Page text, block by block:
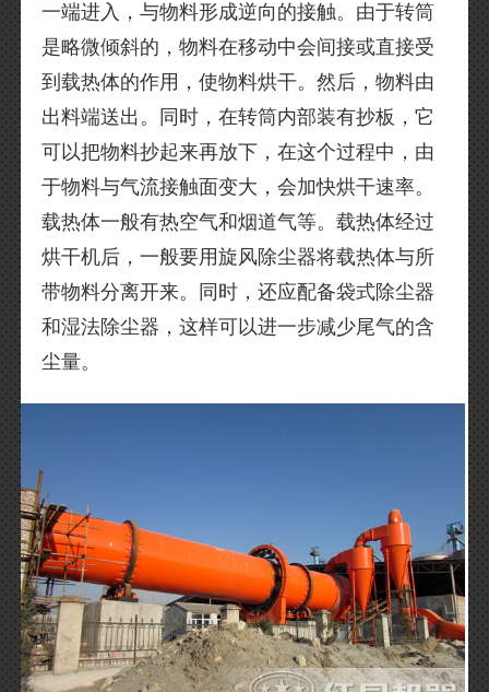
一端进入，与物料形成逆向的接触。由于转筒
是略微倾斜的，物料在移动中会间接或直接受
到载热体的作用，使物料烘干。然后，物料由
出料端送出。同时，在转筒内部装有抄板，它
可以把物料抄起来再放下，在这个过程中，由
于物料与气流接触面变大，会加快烘干速率。
载热体一般有热空气和烟道气等。载热体经过
烘干机后，一般要用旋风除尘器将载热体与所
带物料分离开来。同时，还应配备袋式除尘器
和湿法除尘器，这样可以进一步减少尾气的含
尘量。